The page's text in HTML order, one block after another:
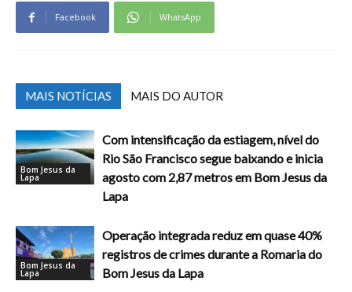
Facebook WhatsApp
MAIS NOTÍCIAS MAIS DO AUTOR
Bom Jesus da
Lapa
Com intensificação da estiagem, nível do
Rio São Francisco segue baixando e inicia
agosto com 2,87 metros em Bom Jesus da
Lapa
Bom Jesus da
Lapa
Operação integrada reduz em quase 40%
registros de crimes durante a Romaria do
Bom Jesus da Lapa